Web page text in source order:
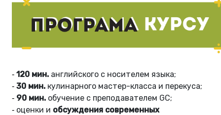
- 120 мин. английского с носителем языка;
- 30 мин. кулинарного мастер-класса и перекуса;
- 90 мин. обучение с преподавателем GC;
- оценки и обсуждения современных